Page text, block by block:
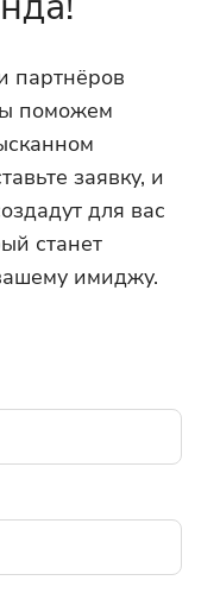
партнёров
поможем
заявку, и
для вас
станет
имиджу.